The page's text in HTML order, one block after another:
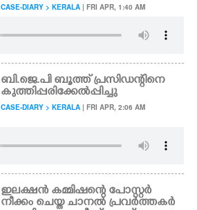
CASE-DIARY > KERALA | FRI APR, 1:40 AM
ബി.ജെ.പി ബൂത്ത് പ്രസിഡന്റിനെ
കുത്തിപ്പരിക്കേൽപ്പിച്ചു
CASE-DIARY > KERALA | FRI APR, 2:06 AM
ഇലക്ഷൻ കമ്മിഷന്റെ പോസ്റ്റർ
നീക്കം ചെയ്ത ചാനൽ പ്രവർത്തകർ